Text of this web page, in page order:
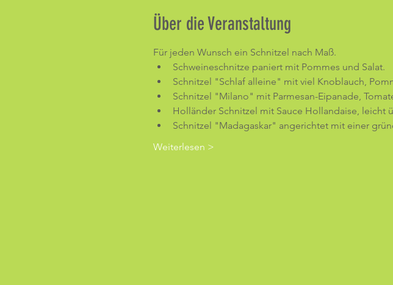
Über die Veranstaltung
Für jeden Wunsch ein Schnitzel nach Maß.
Schweineschnitze paniert mit Pommes und Salat.
Schnitzel "Schlaf alleine" mit viel Knoblauch,
Schnitzel "Milano" mit Parmesan-Eipanade,
Holländer Schnitzel mit Sauce Hollandaise, leicht
Schnitzel "Madagaskar" angerichtet mit einer
Weiterlesen >